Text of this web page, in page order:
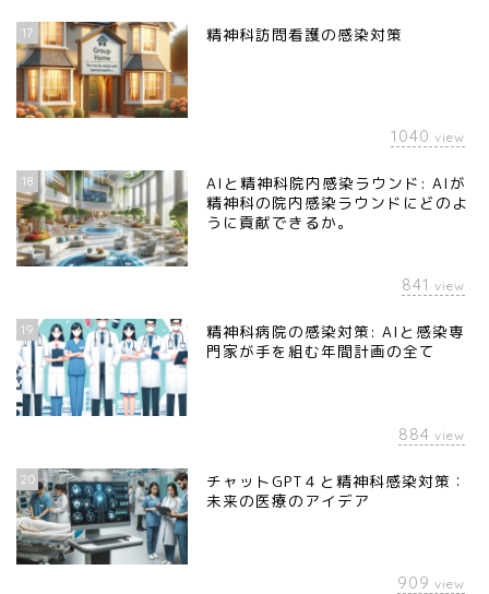
17 精神科訪問看護の感染対策
1040 view
18
AIと精神科院内感染ラウンド: AIが
精神科の院内感染ラウンドにどのよ
うに貢献できるか。
841 view
19
精神科病院の感染対策: AIと感染専
門家が手を組む年間計画の全て
884 view
20
チャットGPT４と精神科感染対策：
未来の医療のアイデア
909 view